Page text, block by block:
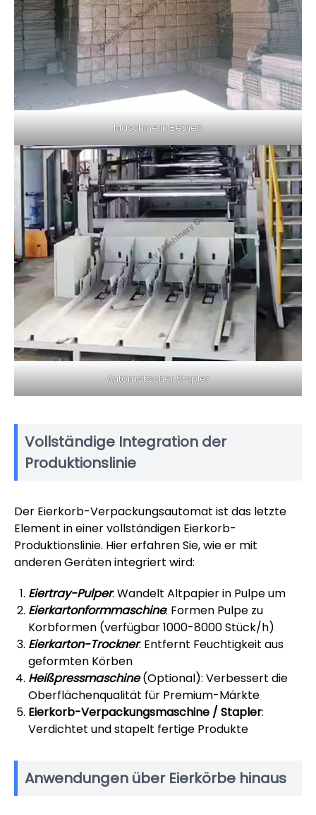
Maschine in Betrieb
Automatischer Stapler
Vollständige Integration der
Produktionslinie
Der Eierkorb-Verpackungsautomat ist das letzte
Element in einer vollständigen Eierkorb-
Produktionslinie. Hier erfahren Sie, wie er mit
anderen Geräten integriert wird:
Eiertray-Pulper: Wandelt Altpapier in Pulpe um
Eierkartonformmaschine: Formen Pulpe zu
Korbformen (verfügbar 1000-8000 Stück/h)
Eierkarton-Trockner: Entfernt Feuchtigkeit aus
geformten Körben
Heißpressmaschine(Optional): Verbessert die
Oberflächenqualität für Premium-Märkte
Eierkorb-Verpackungsmaschine / Stapler:
Verdichtet und stapelt fertige Produkte
Anwendungen über Eierkörbe hinaus